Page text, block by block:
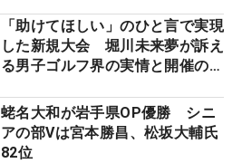
「助けてほしい」のひと言で実現
した新規大会 堀川未来夢が訴え
る男子ゴルフ界の実情と開催の舞
蛯名大和が岩手県OP優勝 シニ
アの部Vは宮本勝昌、松坂大輔氏
82位